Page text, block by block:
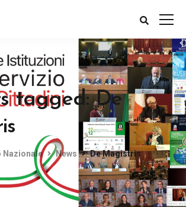
tagged: De
Nazionale News De Magistris